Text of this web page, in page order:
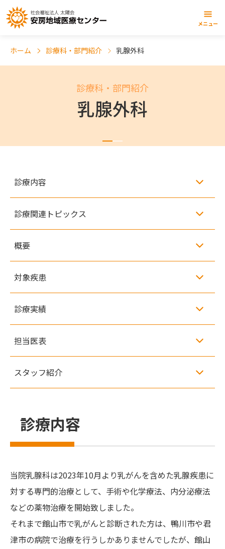
メニュー
ホーム 診療科・部門紹介 乳腺外科
診療科・部門紹介
乳腺外科
診療内容
診療関連トピックス
概要
対象疾患
診療実績
担当医表
スタッフ紹介
診療内容
当院乳腺科は2023年10月より乳がんを含めた乳腺疾患に
対する専門的治療として、手術や化学療法、内分泌療法
などの薬物治療を開始致しました。
それまで館山市で乳がんと診断された方は、鴨川市や君
津市の病院で治療を行うしかありませんでしたが、館山